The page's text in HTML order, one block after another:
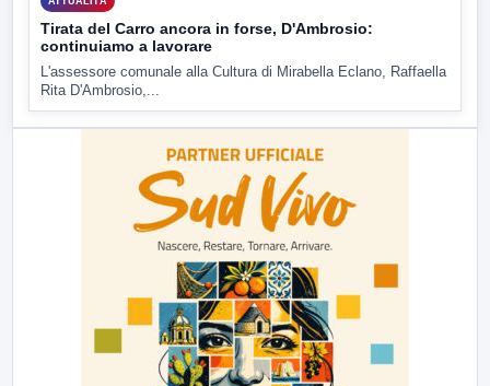
Tirata del Carro ancora in forse, D'Ambrosio:
continuiamo a lavorare
L'assessore comunale alla Cultura di Mirabella Eclano, Raffaella
Rita D'Ambrosio,...